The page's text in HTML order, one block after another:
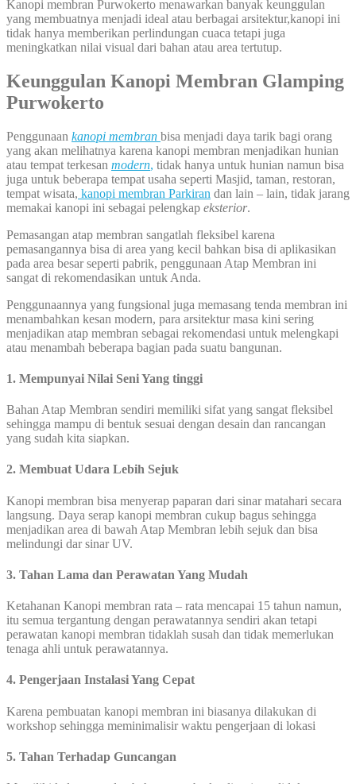
Kanopi membran Purwokerto menawarkan banyak keunggulan
yang membuatnya menjadi ideal atau berbagai arsitektur,kanopi ini
tidak hanya memberikan perlindungan cuaca tetapi juga
meningkatkan nilai visual dari bahan atau area tertutup.
Keunggulan Kanopi Membran Glamping
Purwokerto
Penggunaan kanopi membran bisa menjadi daya tarik bagi orang
yang akan melihatnya karena kanopi membran menjadikan hunian
atau tempat terkesan modern, tidak hanya untuk hunian namun bisa
juga untuk beberapa tempat usaha seperti Masjid, taman, restoran,
tempat wisata, kanopi membran Parkiran dan lain – lain, tidak jarang
memakai kanopi ini sebagai pelengkap eksterior.
Pemasangan atap membran sangatlah fleksibel karena
pemasangannya bisa di area yang kecil bahkan bisa di aplikasikan
pada area besar seperti pabrik, penggunaan Atap Membran ini
sangat di rekomendasikan untuk Anda.
Penggunaannya yang fungsional juga memasang tenda membran ini
menambahkan kesan modern, para arsitektur masa kini sering
menjadikan atap membran sebagai rekomendasi untuk melengkapi
atau menambah beberapa bagian pada suatu bangunan.
1. Mempunyai Nilai Seni Yang tinggi
Bahan Atap Membran sendiri memiliki sifat yang sangat fleksibel
sehingga mampu di bentuk sesuai dengan desain dan rancangan
yang sudah kita siapkan.
2. Membuat Udara Lebih Sejuk
Kanopi membran bisa menyerap paparan dari sinar matahari secara
langsung. Daya serap kanopi membran cukup bagus sehingga
menjadikan area di bawah Atap Membran lebih sejuk dan bisa
melindungi dar sinar UV.
3. Tahan Lama dan Perawatan Yang Mudah
Ketahanan Kanopi membran rata – rata mencapai 15 tahun namun,
itu semua tergantung dengan perawatannya sendiri akan tetapi
perawatan kanopi membran tidaklah susah dan tidak memerlukan
tenaga ahli untuk perawatannya.
4. Pengerjaan Instalasi Yang Cepat
Karena pembuatan kanopi membran ini biasanya dilakukan di
workshop sehingga meminimalisir waktu pengerjaan di lokasi
5. Tahan Terhadap Guncangan